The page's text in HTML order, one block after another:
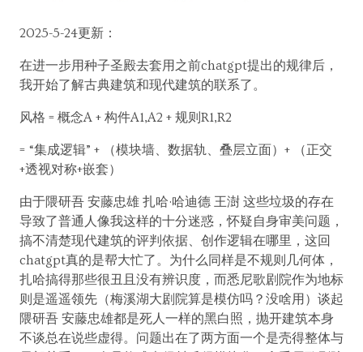
2025-5-24更新：
在进一步用种子圣殿去套用之前chatgpt提出的规律后，
我开始了解古典建筑和现代建筑的联系了。
风格 = 概念A + 构件A1,A2 + 规则R1,R2
= “集成逻辑” + （模块墙、数据轨、叠层立面）+ （正交
+透视对称+嵌套）
由于隈研吾 安藤忠雄 扎哈·哈迪德 王澍 这些垃圾的存在
导致了普通人像我这样的十分迷惑，怀疑自身审美问题，
搞不清楚现代建筑的评判依据、创作逻辑在哪里，这回
chatgpt真的是帮大忙了。为什么同样是不规则几何体，
扎哈搞得那些很丑且没有辨识度，而悉尼歌剧院作为地标
则是遥遥领先（梅溪湖大剧院算是模仿吗？没啥用）谈起
隈研吾 安藤忠雄都是死人一样的黑白照，抛开建筑本身
不谈总在说些虚得。问题出在了两方面一个是壳得整体与